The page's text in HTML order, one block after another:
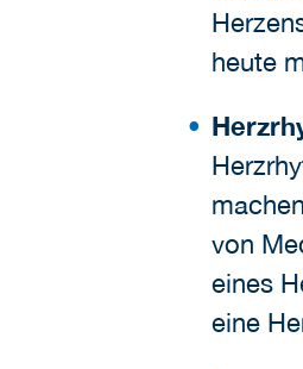
heute
von
eines
eine